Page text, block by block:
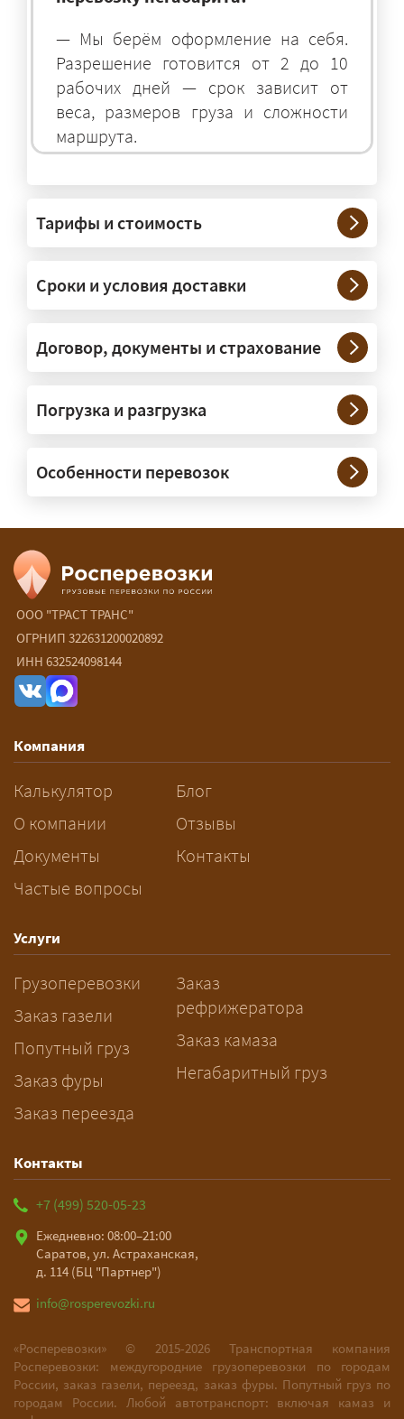
— Мы берём оформление на себя.
Разрешение готовится от 2 до 10
рабочих дней — срок зависит от
веса, размеров груза и сложности
маршрута.
— На тралах и низкорамниках —
платформах, рассчитанных на
крупногабаритную технику и
конструкции. Транспорт подбираем
под конкретные размеры и вес груза.
сопровождение?
организуем. Потребность в машинах
прикрытия зависит от габаритов
груза и маршрута; это определяется
Сколько стоит перевозка
негабарита?
— От 60 ₽/км. Точная стоимость
рассчитывается индивидуально:
влияют габариты и вес груза,
разрешений и машин
сопровождения.
За сколько дней заказывать
перевозку негабарита?
— Заранее: только оформление
рабочих дней. Оставьте заявку
заблаговременно — логист
рассчитает маршрут и запустит
подготовку документов.
Тарифы и стоимость
Сроки и условия доставки
Договор, документы и страхование
Погрузка и разгрузка
Особенности перевозок
ООО "ТРАСТ ТРАНС"
ОГРНИП 322631200020892
ИНН 632524098144
Компания
Калькулятор
О компании
Документы
Частые вопросы
Блог
Отзывы
Контакты
Услуги
Грузоперевозки
Заказ газели
Попутный груз
Заказ фуры
Заказ переезда
Заказ
рефрижератора
Заказ камаза
Негабаритный груз
Контакты
+7 (499) 520-05-23
Ежедневно: 08:00–21:00
Саратов, ул. Астраханская,
д. 114 (БЦ "Партнер")
info@rosperevozki.ru
«Росперевозки» © 2015-2026
Транспортная компания
Росперевозки: междугородние грузоперевозки по городам
России, заказ газели, переезд, заказ фуры. Попутный груз по
городам России. Любой автотранспорт: включая камаз и